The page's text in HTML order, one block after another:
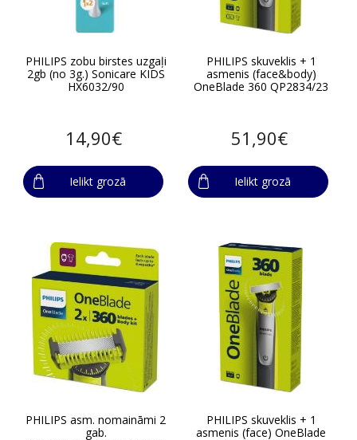
PHILIPS zobu birstes uzgaļi
2gb (no 3g.) Sonicare KIDS
HX6032/90
14,90€
Ielikt grozā
PHILIPS skuveklis + 1
asmenis (face&body)
OneBlade 360 QP2834/23
51,90€
Ielikt grozā
PHILIPS asm. nomaināmi 2
gab.
PHILIPS skuveklis + 1
asmenis (face) OneBlade